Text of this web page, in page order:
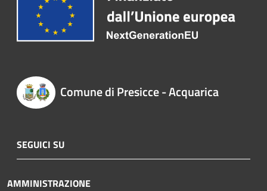
Comune di Presicce - Acquarica
SEGUICI SU
AMMINISTRAZIONE